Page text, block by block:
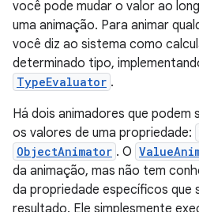
você pode mudar o valor ao
uma animação. Para animar
você diz ao sistema como
determinado tipo,
TypeEvaluator .
Há dois animadores que podem
os valores de uma propriedade:
ObjectAnimator . O
da animação, mas não tem
da propriedade específicos que
resultado. Ele simplesmente